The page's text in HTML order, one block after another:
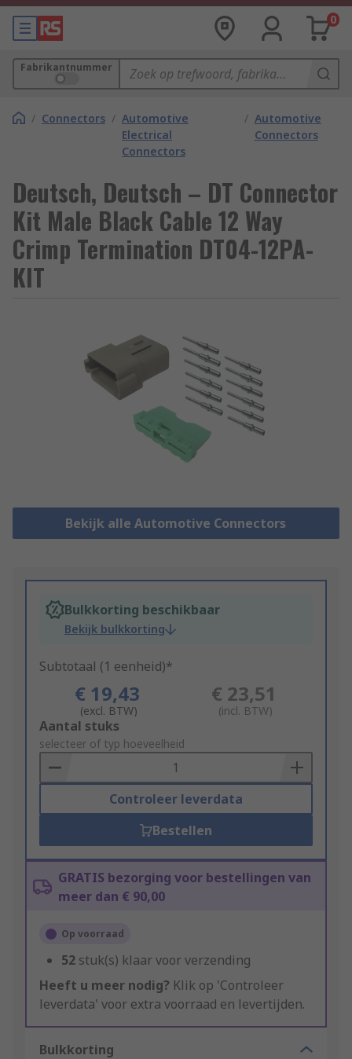
0
Fabrikantnummer
/ Connectors / Automotive
Electrical
Connectors
/ Automotive
Connectors
Deutsch, Deutsch – DT Connector
Kit Male Black Cable 12 Way
Crimp Termination DT04-12PA-
KIT
Bekijk alle Automotive Connectors
Bulkkorting beschikbaar
Bekijk bulkkorting
Subtotaal (1 eenheid)*
€ 19,43
(excl. BTW)
€ 23,51
(incl. BTW)
Add
to
Basket
Aantal stuks
selecteer of typ hoeveelheid
Controleer leverdata
Bestellen
GRATIS bezorging voor bestellingen van
meer dan € 90,00
Op voorraad
52 stuk(s) klaar voor verzending
Heeft u meer nodig? Klik op 'Controleer
leverdata' voor extra voorraad en levertijden.
Bulkkorting